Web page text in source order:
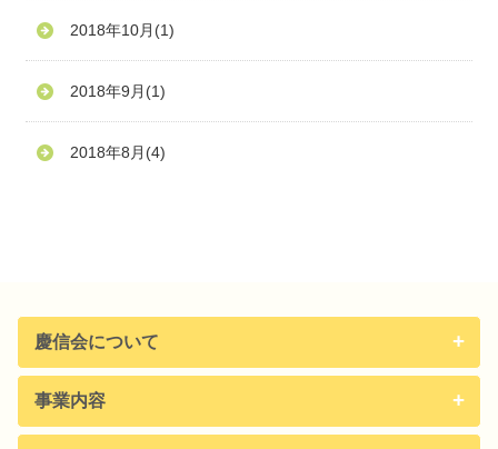
2018年10月 (1)
2018年9月 (1)
2018年8月 (4)
慶信会について
事業内容